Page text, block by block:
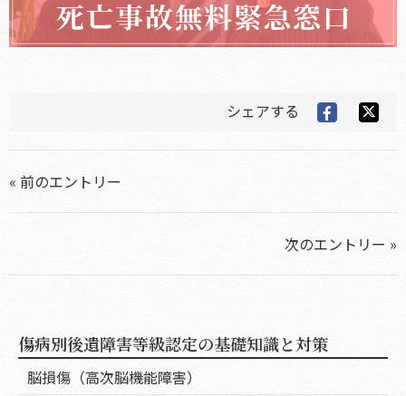
シェアする
« 前のエントリー
次のエントリー »
傷病別後遺障害等級認定の基礎知識と対策
脳損傷（高次脳機能障害）